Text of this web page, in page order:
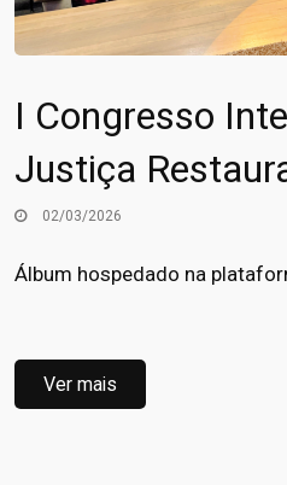
I Congresso
Justiça
02/03/2026
Álbum hospedado na
Ver mais